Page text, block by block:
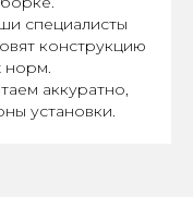
специалисты
конструкцию
норм.
аккуратно,
установки.